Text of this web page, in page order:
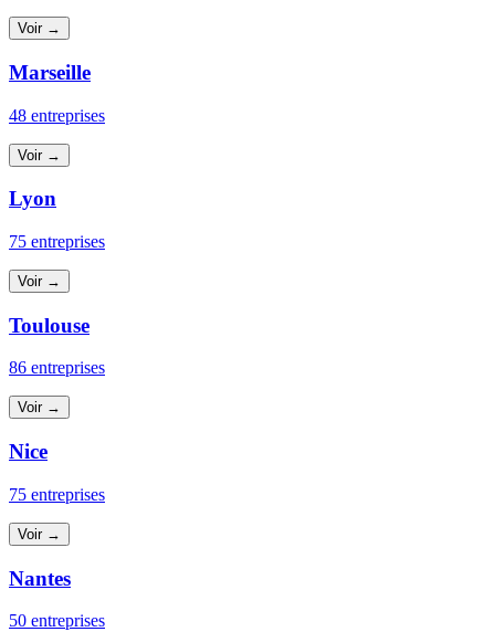
Voir →
Marseille
48 entreprises
Voir →
Lyon
75 entreprises
Voir →
Toulouse
86 entreprises
Voir →
Nice
75 entreprises
Voir →
Nantes
50 entreprises